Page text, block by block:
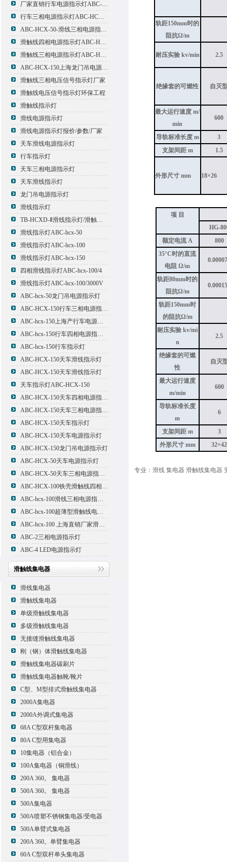
厂家直销行车电源指示灯ABC-HCX-150
行车三相电源指示灯ABC-HCX-150
ABC-HCX-50-滑线三相电源指示灯厂家
滑触线四相电源指示灯ABC-HCX-100/4
滑触线三相电源指示灯ABC-HCX-100
ABC-HCX-150上海龙门吊电源指示灯
滑触线三相电压信号指示灯厂家
滑触线电压信号指示灯环保工程
滑触线指示灯
滑线电源指示灯
滑线电源指示灯报价/参数/厂家
天车滑线电源指示灯
行车指示灯
天车三相电源指示灯
天车滑线指示灯
龙门吊电源指示灯
滑线指示灯
TB-HCXD-Ⅱ滑线指示灯/滑触线指示灯
滑线指示灯ABC-hcx-50
滑线指示灯ABC-hcx-100
滑线指示灯ABC-hcx-150
四相滑线指示灯ABC-hcx-100/4
滑线指示灯ABC-hcx-100/3000V
ABC-hcx-50龙门吊电源指示灯
ABC-HCX-150行车三相电源指示灯
ABC-hcx-150上海产行车电源指示灯
ABC-hcx-150行车四相电源指示灯
ABC-hcx-150行车指示灯
ABC-HCX-150天车滑线指示灯
ABC-HCX-150天车滑线指示灯
天车指示灯ABC-HCX-150
ABC-HCX-150天车四相电源指示灯
ABC-HCX-150天车三相电源指示灯
ABC-HCX-150天车指示灯
ABC-HCX-150天车电源指示灯
ABC-HCX-150龙门吊电源指示灯
ABC-HCX-50天车电源指示灯
ABC-HCX-50天车三相电源指示灯
ABC-HCX-100铁壳滑触线四相电源指示灯
ABC-hcx-100滑线三相电源指示灯
ABC-hcx-100超薄型滑触线电源指示灯
ABC-hcx-100 上海直销厂家滑触线指示灯
ABC-2三相电源指示灯
ABC-4 LED电源指示灯
滑触线集电器
滑线集电器
滑触线集电器
单级滑触线集电器
多级滑触线集电器
无接缝滑触线集电器
刚（钢）体滑触线集电器
滑触线集电器碳刷片
滑触线集电器触靴/靴片
C型、M型排式滑触线集电器
2000A集电器
2000A外调式集电器
68A C型双杆集电器
80A C型用集电器
10集电器（铝合金）
100A集电器（铜滑线）
200A 360。 集电器
500A 360。 集电器
500A集电器
500A喷塑不锈钢集电器/受电器
500A单臂式集电器
200A 360。单臂集电器
60A C型双杆单头集电器
轨距150mm时的
阻抗Ω/m
耐压实验 kv/min 2.5
绝缘套的可燃性 自灭
最大运行速度 m/
min
600
导轨标准长度 m
3
支架间距 m
1.5
外形尺寸 mm 18×26
项 目
HG-
额定电流 A
800
35°C时的直流
电阻 Ω/m
轨距80mm时的
阻抗Ω/m
轨距150mm时
的阻抗Ω/m
耐压实验 kv/mi
n
2.5
绝缘套的可燃
性
自灭
最大运行速度
m/min
600
导轨标准长度
m
6
支架间距 m
3
外形尺寸 mm
32×42
专业：滑线 集电器 滑触线集电器